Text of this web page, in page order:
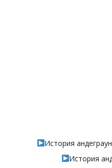
История
История